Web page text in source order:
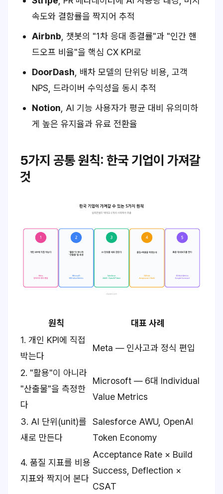
속도와 결함률을 짝지어 추적
Airbnb , 챗봇의 "1차 응대 종결률"과 "인간 핸
드오프 비율"을 핵심 CX KPI로
DoorDash , 배차 모델의 단위당 비용, 고객
NPS, 드라이버 수익성을 동시 추적
Notion , AI 기능 사용자가 평균 대비 유의미하
게 높은 유지율과 유료 전환율
5가지 공통 원칙: 한국 기업이 가져갈
것
원칙
대표 사례
1. 개인 KPI에 직접
박는다
Meta — 인사고과 정식 편입
2. "활용"이 아니라
"산출물"을 측정한
다
Microsoft — 6대 Individual
Value Metrics
3. AI 단위(unit)를
새로 만든다
Salesforce AWU, OpenAI
Token Economy
4. 품질 지표를 비용
지표와 짝지어 본다
Acceptance Rate × Build
Success, Deflection ×
CSAT